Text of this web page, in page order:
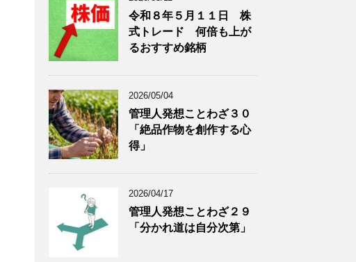
令和８年５月１１日 株
式トレード 何倍も上が
るおすすめ銘柄
2026/05/04
管理人発想ことわざ３０
「絶品作物を創作する心
得」
2026/04/17
管理人発想ことわざ２９
「分かれ道は自分次第」